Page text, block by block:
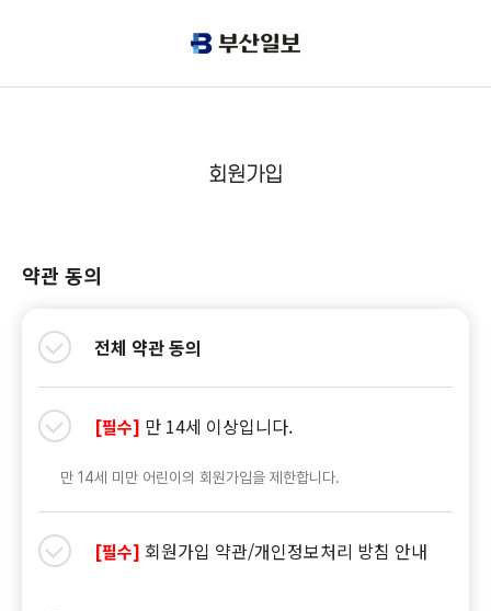
회원가입
약관 동의
전체 약관 동의
[필수] 만 14세 이상입니다.
만 14세 미만 어린이의 회원가입을 제한합니다.
[필수] 회원가입 약관/개인정보처리 방침 안내